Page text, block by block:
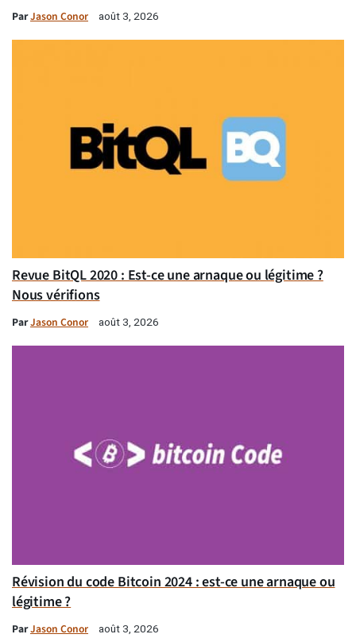
ParJason Conor août 3, 2026
Revue BitQL 2020 : Est-ce une arnaque ou légitime ?
Nous vérifions
ParJason Conor août 3, 2026
Révision du code Bitcoin 2024 : est-ce une arnaque ou
légitime ?
ParJason Conor août 3, 2026